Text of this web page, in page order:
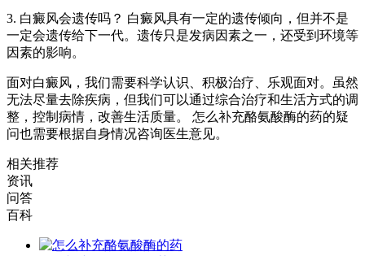
3. 白癜风会遗传吗？ 白癜风具有一定的遗传倾向，但并不是
一定会遗传给下一代。遗传只是发病因素之一，还受到环境等
因素的影响。
面对白癜风，我们需要科学认识、积极治疗、乐观面对。虽然
无法尽量去除疾病，但我们可以通过综合治疗和生活方式的调
整，控制病情，改善生活质量。 怎么补充酪氨酸酶的药的疑
问也需要根据自身情况咨询医生意见。
相关推荐
资讯
问答
百科